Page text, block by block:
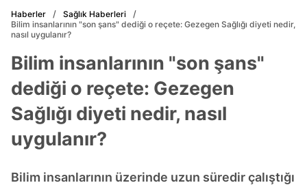
Haberler
Sağlık Haberleri
Bilim insanlarının "son şans" dediği o reçete: Gezegen Sağlığı diyeti nedir,
nasıl uygulanır?
Bilim insanlarının "son şans"
dediği o reçete: Gezegen
Sağlığı diyeti nedir, nasıl
uygulanır?
Bilim insanlarının üzerinde uzun süredir çalıştığı